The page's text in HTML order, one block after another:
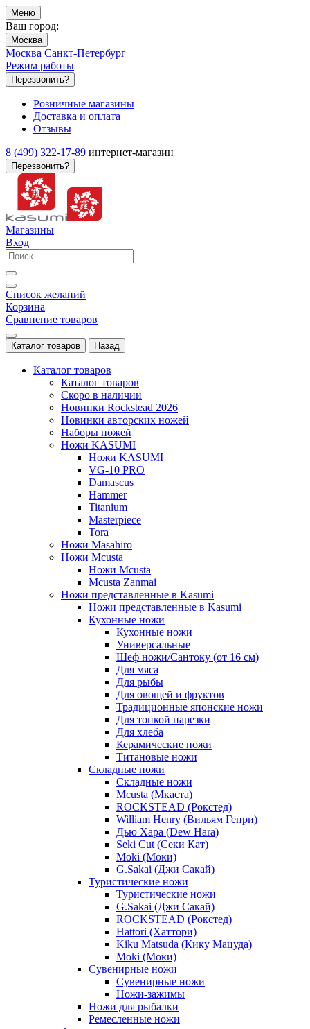
Меню
Ваш город:
Москва
Москва Санкт-Петербург
Режим работы
Перезвонить?
Розничные магазины
Доставка и оплата
Отзывы
8 (499) 322-17-89 интернет-магазин
Перезвонить?
Магазины
Вход
Список желаний
Корзина
Сравнение товаров
Каталог товаров Назад
Каталог товаров
Каталог товаров
Скоро в наличии
Новинки Rockstead 2026
Новинки авторских ножей
Наборы ножей
Ножи KASUMI
Ножи KASUMI
VG-10 PRO
Damascus
Hammer
Titanium
Masterpiece
Tora
Ножи Masahiro
Ножи Mcusta
Ножи Mcusta
Mcusta Zanmai
Ножи представленные в Kasumi
Ножи представленные в Kasumi
Кухонные ножи
Кухонные ножи
Универсальные
Шеф ножи/Сантоку (от 16 см)
Для мяса
Для рыбы
Для овощей и фруктов
Традиционные японские ножи
Для тонкой нарезки
Для хлеба
Керамические ножи
Титановые ножи
Складные ножи
Складные ножи
Mcusta (Мкаста)
ROCKSTEAD (Рокстед)
William Henry (Вильям Генри)
Дью Хара (Dew Hara)
Seki Cut (Секи Кат)
Moki (Моки)
G.Sakai (Джи Сакай)
Туристические ножи
Туристические ножи
G.Sakai (Джи Сакай)
ROCKSTEAD (Рокстед)
Hattori (Хаттори)
Kiku Matsuda (Кику Мацуда)
Moki (Моки)
Сувенирные ножи
Сувенирные ножи
Ножи-зажимы
Ножи для рыбалки
Ремесленные ножи